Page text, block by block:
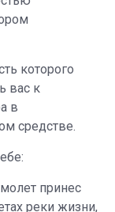
которого
вас к
в
средстве.
принес
реки жизни,